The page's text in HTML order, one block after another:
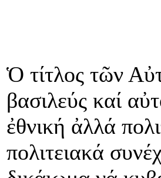
Ὁ τίτλος τῶν
βασιλεύς καί
ἐθνική ἀλλά
πολιτειακά